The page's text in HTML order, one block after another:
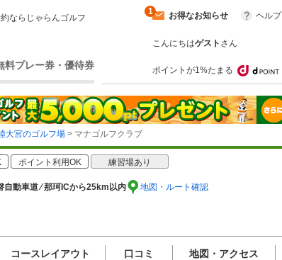
ならじゃらんゴルフ
料プレー券・優待券
お得なお知らせ
1 ヘルプ
こんにちはゲスト さん
ポイントが1%たまる
大宮のゴルフ場 > マナゴルフクラブ
ポイント利用OK 練習場あり
自動車道 ⁄ 那珂ICから25km以内 地図・ルート確認
コースレイアウト 口コミ 地図・アクセス